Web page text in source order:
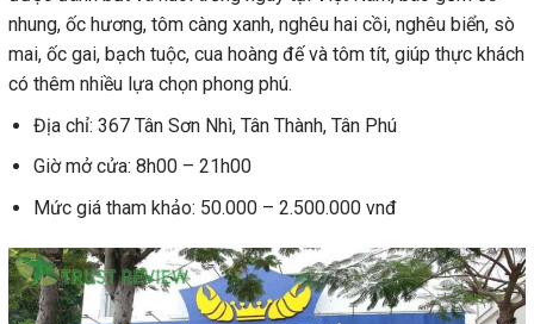
nhung, ốc hương, tôm càng xanh, nghêu hai cồi, nghêu biển, sò
mai, ốc gai, bạch tuộc, cua hoàng đế và tôm tít, giúp thực khách
có thêm nhiều lựa chọn phong phú.
Địa chỉ: 367 Tân Sơn Nhì, Tân Thành, Tân Phú
Giờ mở cửa: 8h00 – 21h00
Mức giá tham khảo: 50.000 – 2.500.000 vnđ